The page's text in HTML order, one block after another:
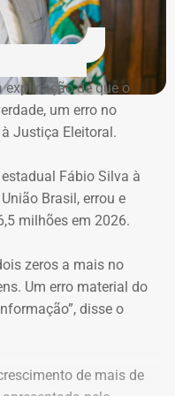
um valor 36% menor ao que
na Avenida Pasteu e
O imóvel se
pessoalmente o ex-
localizá-lo,
concedendo o prazo
Posteriormente, a
explicação de que o
um erro no
Justiça Eleitoral.
Fábio Silva à
Brasil, errou e
milhões em 2026.
zeros a mais no
Um erro material do
disse o
de mais de